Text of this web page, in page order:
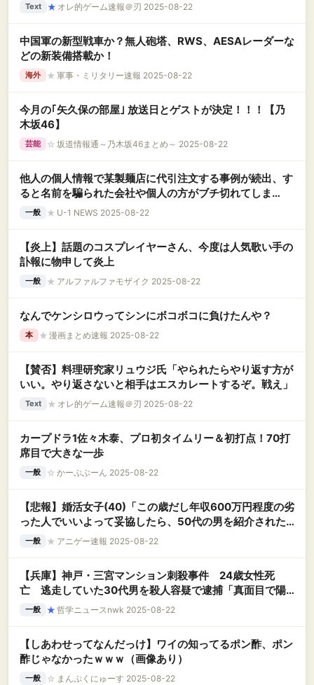
Text ★ オレ的ゲーム速報＠刃 2025-08-22
中国軍の新型戦車か？無人砲塔、RWS、AESAレーダーな
どの新装備搭載か！
海外 ★ 軍事・ミリタリー速報 2025-08-22
今月の｢矢久保の部屋｣ 放送日とゲストが決定！！！【乃
木坂46】
芸能 ☆ 坂道情報通～乃木坂46まとめ～ 2025-08-22
他人の個人情報で某製麺店に代引注文する事例が続出、す
ると名前を騙られた会社や個人の方がブチ切れてしま
い……
一般 ★ U-1 NEWS 2025-08-22
【炎上】話題のコスプレイヤーさん、今度は人気歌い手の
訃報に物申して炎上
一般 ★ アルファルファモザイク 2025-08-22
なんでケンシロウってシンにボコボコに負けたんや？
本 ★ 漫画まとめ速報 2025-08-22
【賛否】料理研究家リュウジ氏「やられたらやり返す方が
いい。やり返さないと相手はエスカレートするぞ。戦え」
Text ★ オレ的ゲーム速報＠刃 2025-08-22
カープドラ1佐々木泰、プロ初タイムリー＆初打点！70打
席目で大きな一歩
一般 ☆ かーぷぶーん 2025-08-22
【悲報】婚活女子(40)「この歳だし年収600万円程度の劣
った人でいいよって妥協したら、50代の男を紹介された…
劣るにも限度があるでしょ」
一般 ★ アニゲー速報 2025-08-22
【兵庫】神戸・三宮マンション刺殺事件 24歳女性死
亡 逃走していた30代男を殺人容疑で逮捕「真面目で陽
気な人だった」同僚が悼む
一般 ★ 哲学ニュースnwk 2025-08-22
【しあわせってなんだっけ】ワイの知ってるポン酢、ポン
酢じゃなかったｗｗｗ（画像あり）
一般 ☆ まんぷくにゅーす 2025-08-22